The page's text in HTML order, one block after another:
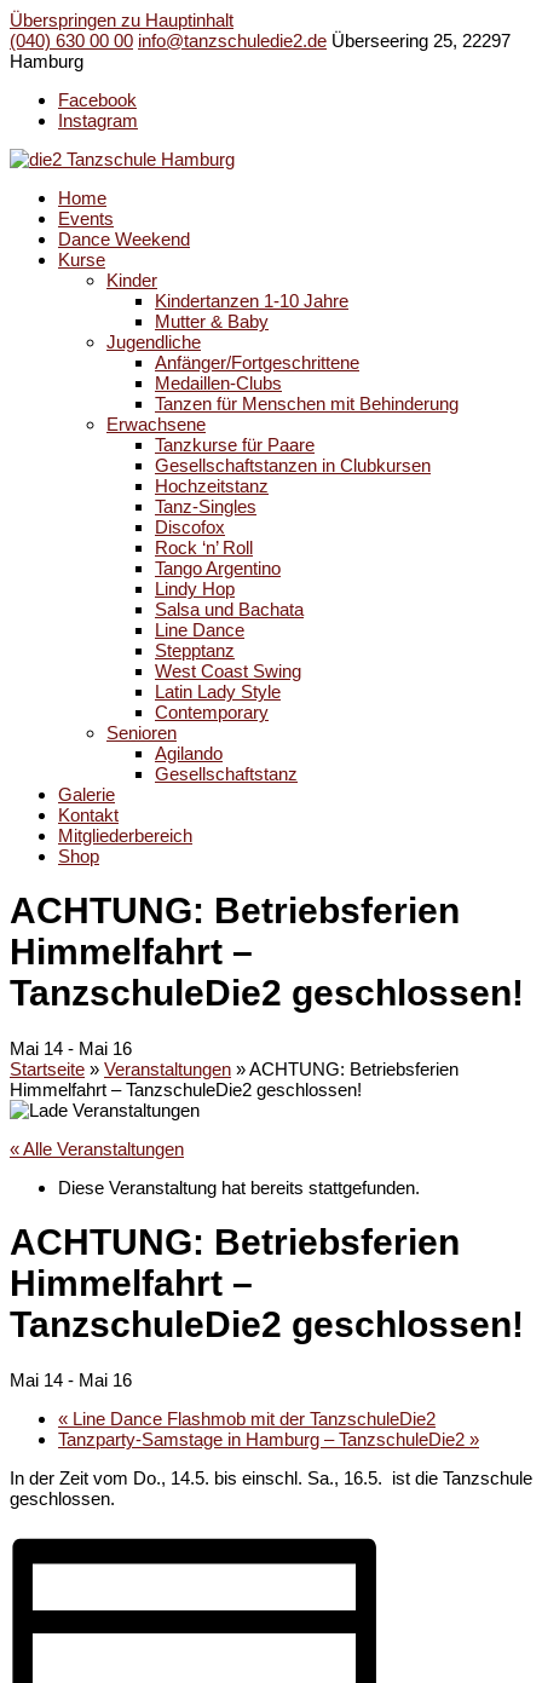
Überspringen zu Hauptinhalt
(040) 630 00 00 info@tanzschuledie2.de Überseering 25, 22297
Hamburg
Facebook
Instagram
Home
Events
Dance Weekend
Kurse
Kinder
Kindertanzen 1-10 Jahre
Mutter & Baby
Jugendliche
Anfänger/Fortgeschrittene
Medaillen-Clubs
Tanzen für Menschen mit Behinderung
Erwachsene
Tanzkurse für Paare
Gesellschaftstanzen in Clubkursen
Hochzeitstanz
Tanz-Singles
Discofox
Rock ‘n’ Roll
Tango Argentino
Lindy Hop
Salsa und Bachata
Line Dance
Stepptanz
West Coast Swing
Latin Lady Style
Contemporary
Senioren
Agilando
Gesellschaftstanz
Galerie
Kontakt
Mitgliederbereich
Shop
ACHTUNG: Betriebsferien
Himmelfahrt –
TanzschuleDie2 geschlossen!
Mai 14 - Mai 16
Startseite » Veranstaltungen »ACHTUNG: Betriebsferien
Himmelfahrt – TanzschuleDie2 geschlossen!
« Alle Veranstaltungen
Diese Veranstaltung hat bereits stattgefunden.
ACHTUNG: Betriebsferien
Himmelfahrt –
TanzschuleDie2 geschlossen!
Mai 14 - Mai 16
« Line Dance Flashmob mit der TanzschuleDie2
Tanzparty-Samstage in Hamburg – TanzschuleDie2 »
In der Zeit vom Do., 14.5. bis einschl. Sa., 16.5. ist die Tanzschule
geschlossen.